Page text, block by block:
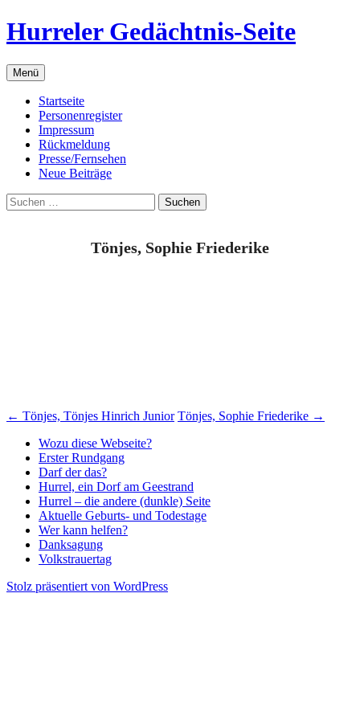
Zum
Inhalt
Hurreler Gedächtnis-Seite
Menü
Startseite
Personenregister
Impressum
Rückmeldung
Presse/Fernsehen
Neue Beiträge
Suchen
nach:
Tönjes, Sophie Friederike
Beitragsnavigation
← Tönjes, Tönjes Hinrich Junior Tönjes, Sophie Friederike →
Wozu diese Webseite?
Erster Rundgang
Darf der das?
Hurrel, ein Dorf am Geestrand
Hurrel – die andere (dunkle) Seite
Aktuelle Geburts- und Todestage
Wer kann helfen?
Danksagung
Volkstrauertag
Stolz präsentiert von WordPress